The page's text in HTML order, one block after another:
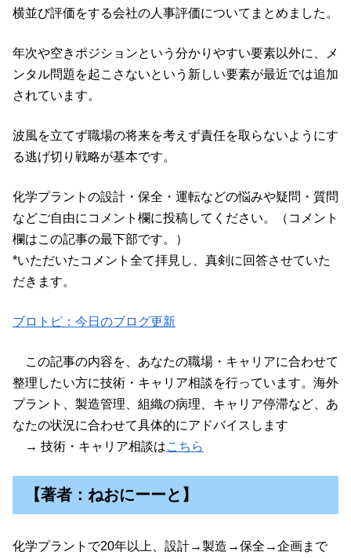
横並び評価をする会社の人事評価についてまとめました。
年次や空きポジションという分かりやすい要素以外に、メ
ンタル問題を起こさないという新しい要素が最近では追加
されています。
波風を立てず職場の将来を考えず責任を取らないようにす
る逃げ切り戦略が基本です。
化学プラントの設計・保全・運転などの悩みや疑問・質問
などご自由にコメント欄に投稿してください。（コメント
欄はこの記事の最下部です。）
*いただいたコメント全て拝見し、真剣に回答させていた
だきます。
ブロトピ：今日のブログ更新
この記事の内容を、あなたの職場・キャリアに合わせて
整理したい方に技術・キャリア相談を行っています。海外
プラント、製造管理、組織の病理、キャリア停滞など、あ
なたの状況に合わせて具体的にアドバイスします
→ 技術・キャリア相談はこちら
【著者：ねおにーーと】
化学プラントで20年以上、設計→製造→保全→企画まで